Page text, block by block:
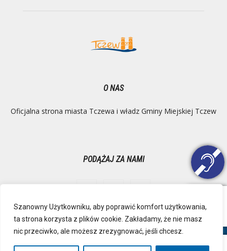
Szanowny Użytkowniku, aby poprawić komfort użytkowania,
ta strona korzysta z plików cookie. Zakładamy, że nie masz
nic przeciwko, ale możesz zrezygnować, jeśli chcesz.
O NAS
Oficjalna strona miasta Tczewa i władz Gminy Miejskiej Tczew
PODĄŻAJ ZA NAMI
Ochrona danych osobowych
Inspektor Danych Osobowych
Polityka Prywatności
Deklaracja dostępności
RSS
Kontakt